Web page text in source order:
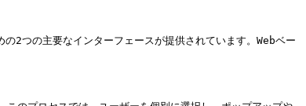
2つの主要なインターフェースが提供されています。Webベー